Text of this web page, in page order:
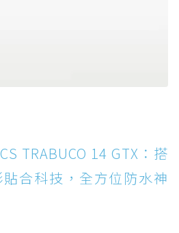
TRABUCO 14 GTX：搭
貼合科技，全方位防水神